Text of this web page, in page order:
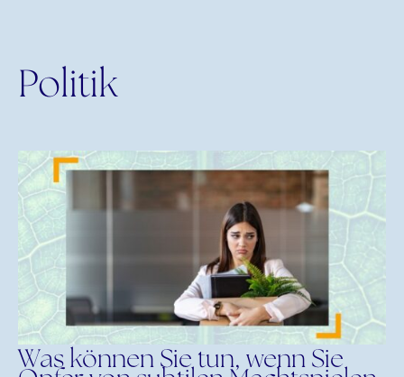
Politik
Was können Sie tun, wenn Sie